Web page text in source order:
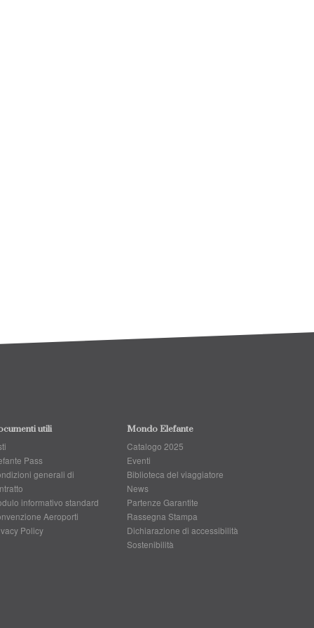
utili
Pass
generali di
informativo standard
Aeroporti
Policy
Mondo Elefante
Catalogo 2025
Eventi
Biblioteca del viaggiatore
News
Partenze Garantite
Rassegna Stampa
Dichiarazione di accessibilità
Sostenibilità